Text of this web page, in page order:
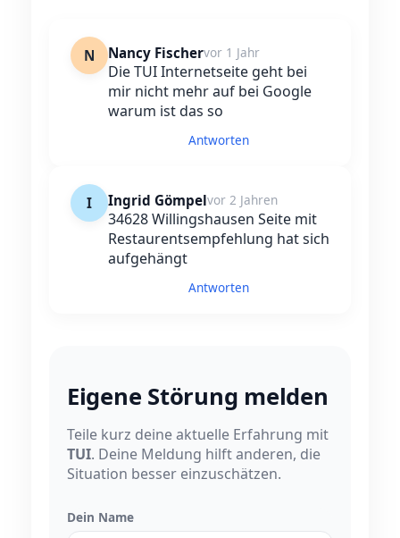
N Nancy Fischervor 1 Jahr
Die TUI Internetseite geht bei
mir nicht mehr auf bei Google
warum ist das so
Antworten
I Ingrid Gömpelvor 2 Jahren
34628 Willingshausen Seite mit
Restaurentsempfehlung hat sich
aufgehängt
Antworten
Eigene Störung melden
Teile kurz deine aktuelle Erfahrung mit
TUI. Deine Meldung hilft anderen, die
Situation besser einzuschätzen.
Dein Name